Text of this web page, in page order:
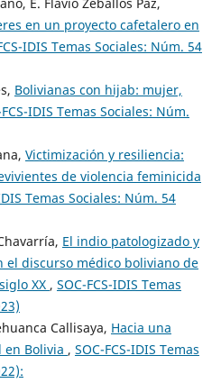
en un proyecto cafetalero en
IDIS Temas Sociales: Núm. 54
Bolivianas con hijab: mujer,
FCS-IDIS Temas Sociales: Núm.
Victimización y resiliencia:
de violencia feminicida
Temas Sociales: Núm. 54
El indio patologizado y
discurso médico boliviano de
XX , SOC-FCS-IDIS Temas
Callisaya, Hacia una
en Bolivia , SOC-FCS-IDIS Temas